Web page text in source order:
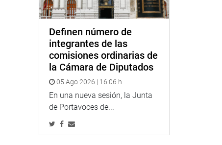
Definen número de
integrantes de las
comisiones ordinarias de
la Cámara de Diputados
05 Ago 2026 | 16:06 h
En una nueva sesión, la Junta
de Portavoces de...